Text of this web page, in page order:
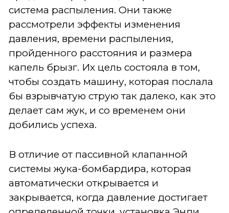
система распыления. Они также
рассмотрели эффекты изменения
давления, времени распыления,
пройденного расстояния и размера
капель брызг. Их цель состояла в том,
чтобы создать машину, которая послала
бы взрывчатую струю так далеко, как это
делает сам жук, и со временем они
добились успеха.
В отличие от пассивной клапанной
системы жука-бомбардира, которая
автоматически открывается и
закрывается, когда давление достигает